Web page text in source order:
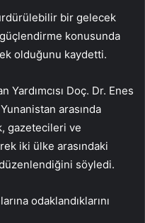
bir gelecek
konusunda
olduğunu kaydetti.
Yardımcısı Doç. Dr. Enes
arasında
gazetecileri ve
iki ülke arasındaki
söyledi.
odaklandıklarını